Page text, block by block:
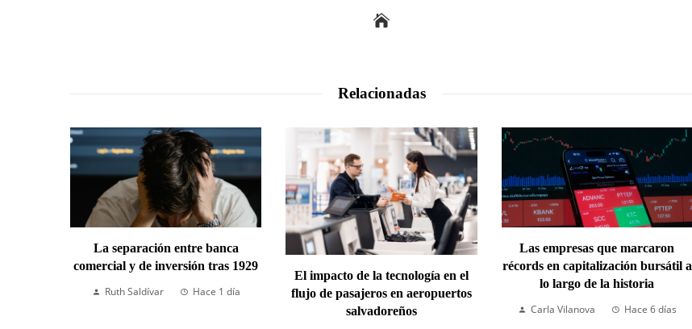
Relacionadas
La separación entre banca
comercial y de inversión tras 1929
Ruth Saldívar
Hace 1 día
El impacto de la tecnología en el
flujo de pasajeros en aeropuertos
salvadoreños
Las empresas que marcaron
récords en capitalización bursátil a
lo largo de la historia
Carla Vilanova
Hace 6 días